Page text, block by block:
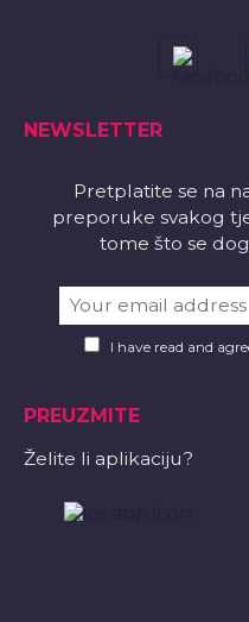
NEWSLETTER
Pretplatite se na
preporuke svakog
tome što se
I have read and
PREUZMITE
Želite li aplikaciju?